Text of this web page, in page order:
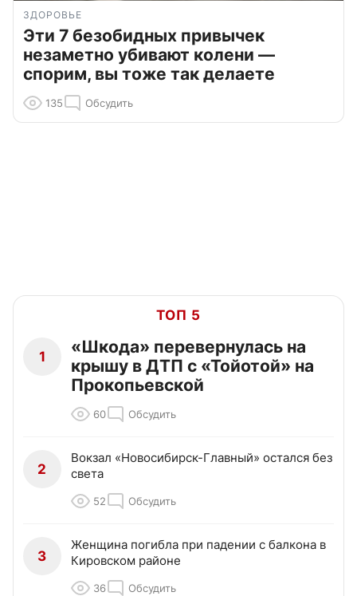
ЗДОРОВЬЕ
Эти 7 безобидных привычек
незаметно убивают колени —
спорим, вы тоже так делаете
135 Обсудить
ТОП 5
1
«Шкода» перевернулась на
крышу в ДТП с «Тойотой» на
Прокопьевской
60 Обсудить
2
Вокзал «Новосибирск-Главный» остался без
света
52 Обсудить
3
Женщина погибла при падении с балкона в
Кировском районе
36 Обсудить